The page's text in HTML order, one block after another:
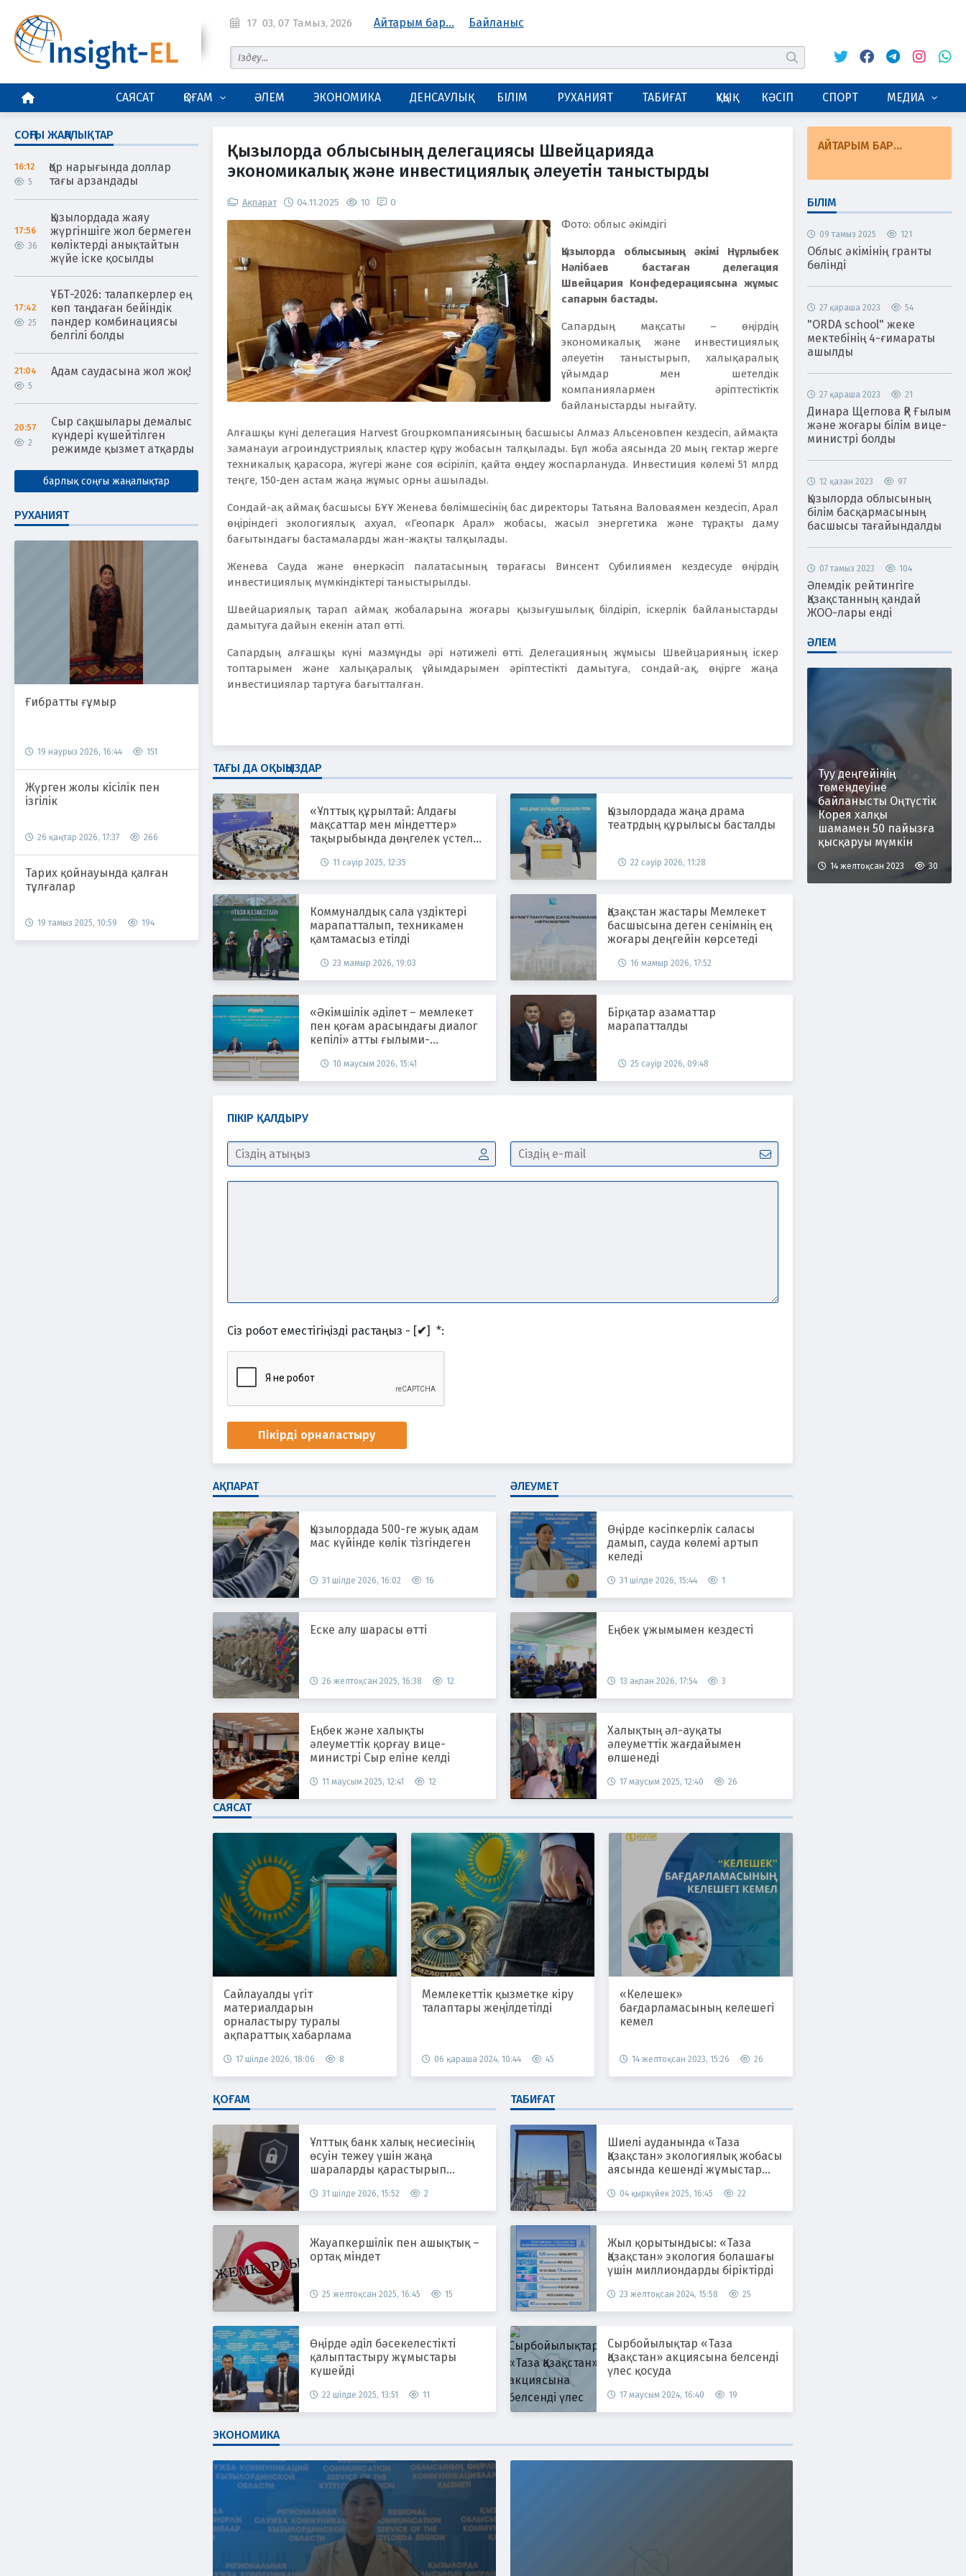
17 03, 07 Тамыз, 2026 Айтарым бар... Байланыс
табу
САЯСАТ ҚОҒАМ ӘЛЕМ ЭКОНОМИКА ДЕНСАУЛЫҚ БІЛІМ РУХАНИЯТ ТАБИҒАТ ҚҰҚЫҚ КӘСІП СПОРТ МЕДИА
СОҢҒЫ ЖАҢАЛЫҚТАР
16:12
5
Қор нарығында доллар
тағы арзандады
17:56
36
Қызылордада жаяу
жүргіншіге жол бермеген
көліктерді анықтайтын
жүйе іске қосылды
17:42
25
ҰБТ-2026: талапкерлер ең
көп таңдаған бейіндік
пәндер комбинациясы
белгілі болды
21:04
5
Адам саудасына жол жоқ!
20:57
2
Сыр сақшылары демалыс
күндері күшейтілген
режимде қызмет атқарды
барлық соңғы жаңалықтар
РУХАНИЯТ
Ғибратты ғұмыр
19 наурыз 2026, 16:44 151
Жүрген жолы кісілік пен
ізгілік
26 қаңтар 2026, 17:37 266
Тарих қойнауында қалған
тұлғалар
19 тамыз 2025, 10:59 194
Қызылорда облысының делегациясы Швейцарияда
экономикалық және инвестициялық әлеуетін таныстырды
Ақпарат 04.11.2025 10 0
Фото: облыс әкімдігі
Қызылорда облысының әкімі Нұрлыбек
Нәлібаев бастаған делегация
Швейцария Конфедерациясына жұмыс
сапарын бастады.
Сапардың мақсаты – өңірдің
экономикалық және инвестициялық
әлеуетін таныстырып, халықаралық
ұйымдар мен шетелдік
компаниялармен әріптестіктік
байланыстарды нығайту.
Алғашқы күні делегация Harvest Groupкомпаниясының басшысы Алмаз Альсеновпен кездесіп, аймақта
заманауи агроиндустриялық кластер құру жобасын талқылады. Бұл жоба аясында 20 мың гектар жерге
техникалық қарасора, жүгері және соя өсіріліп, қайта өңдеу жоспарлануда. Инвестиция көлемі 51 млрд
теңге, 150-ден астам жаңа жұмыс орны ашылады.
Сондай-ақ аймақ басшысы БҰҰ Женева бөлімшесінің бас директоры Татьяна Валоваямен кездесіп, Арал
өңіріндегі экологиялық ахуал, «Геопарк Арал» жобасы, жасыл энергетика және тұрақты даму
бағытындағы бастамаларды жан-жақты талқылады.
Женева Сауда және өнеркәсіп палатасының төрағасы Винсент Субилиямен кездесуде өңірдің
инвестициялық мүмкіндіктері таныстырылды.
Швейцариялық тарап аймақ жобаларына жоғары қызығушылық білдіріп, іскерлік байланыстарды
дамытуға дайын екенін атап өтті.
Сапардың алғашқы күні мазмұнды әрі нәтижелі өтті. Делегацияның жұмысы Швейцарияның іскер
топтарымен және халықаралық ұйымдарымен әріптестікті дамытуға, сондай-ақ, өңірге жаңа
инвестициялар тартуға бағытталған.
ТАҒЫ ДА ОҚЫҢЫЗДАР
«Ұлттық құрылтай: Алдағы
мақсаттар мен міндеттер»
тақырыбында дөңгелек үстел
11 сәуір 2025, 12:35
Қызылордада жаңа драма
театрдың құрылысы басталды
22 сәуір 2026, 11:28
Коммуналдық сала үздіктері
марапатталып, техникамен
қамтамасыз етілді
23 мамыр 2026, 19:03
Қазақстан жастары Мемлекет
басшысына деген сенімнің ең
жоғары деңгейін көрсетеді
16 мамыр 2026, 17:52
«Әкімшілік әділет – мемлекет
пен қоғам арасындағы диалог
кепілі» атты ғылыми-
10 маусым 2026, 15:41
Бірқатар азаматтар
марапатталды
25 сәуір 2026, 09:48
ПІКІР ҚАЛДЫРУ
Сіз робот еместігіңізді растаңыз - [✔] *:
Пікірді орналастыру
АҚПАРАТ
Қызылордада 500-ге жуық адам
мас күйінде көлік тізгіндеген
31 шілде 2026, 16:02 16
Еске алу шарасы өтті
26 желтоқсан 2025, 16:38 12
Еңбек және халықты
әлеуметтік қорғау вице-
министрі Сыр еліне келді
11 маусым 2025, 12:41 12
ӘЛЕУМЕТ
Өңірде кәсіпкерлік саласы
дамып, сауда көлемі артып
келеді
31 шілде 2026, 15:44 1
Еңбек ұжымымен кездесті
13 ақпан 2026, 17:54 3
Халықтың әл-ауқаты
әлеуметтік жағдайымен
өлшенеді
17 маусым 2025, 12:40 26
САЯСАТ
Сайлауалды үгіт
материалдарын
орналастыру туралы
ақпараттық хабарлама
17 шілде 2026, 18:06 8
Мемлекеттік қызметке кіру
талаптары жеңілдетілді
06 қараша 2024, 10:44 45
«Келешек»
бағдарламасының келешегі
кемел
14 желтоқсан 2023, 15:26 26
ҚОҒАМ
Ұлттық банк халық несиесінің
өсуін тежеу үшін жаңа
шараларды қарастырып
31 шілде 2026, 15:52 2
Жауапкершілік пен ашықтық –
ортақ міндет
25 желтоқсан 2025, 16:45 15
Өңірде әділ бәсекелестікті
қалыптастыру жұмыстары
күшейді
22 шілде 2025, 13:51 11
ТАБИҒАТ
Шиелі ауданында «Таза
Қазақстан» экологиялық жобасы
аясында кешенді жұмыстар
04 қыркүйек 2025, 16:45 22
Жыл қорытындысы: «Таза
Қазақстан» экология болашағы
үшін миллиондарды біріктірді
23 желтоқсан 2024, 15:58 25
Сырбойылықтар «Таза
Қазақстан» акциясына белсенді
үлес қосуда
17 маусым 2024, 16:40 19
ЭКОНОМИКА
АЙТАРЫМ БАР...
БІЛІМ
09 тамыз 2025 121
Облыс әкімінің гранты
бөлінді
27 қараша 2023 54
"ORDA school" жеке
мектебінің 4-ғимараты
ашылды
27 қараша 2023 21
Динара Щеглова ҚР Ғылым
және жоғары білім вице-
министрі болды
12 қазан 2023 97
Қызылорда облысының
білім басқармасының
басшысы тағайындалды
07 тамыз 2023 104
Әлемдік рейтингіге
Қазақстанның қандай
ЖОО-лары енді
ӘЛЕМ
Туу деңгейінің
төмендеуіне
байланысты Оңтүстік
Корея халқы
шамамен 50 пайызға
қысқаруы мүмкін
14 желтоқсан 2023 30